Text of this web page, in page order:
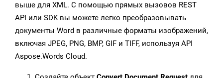
выше для XML. С помощью прямых вызовов REST
API или SDK вы можете легко преобразовывать
документы Word в различные форматы изображений,
включая JPEG, PNG, BMP, GIF и TIFF, используя API
Aspose.Words Cloud.